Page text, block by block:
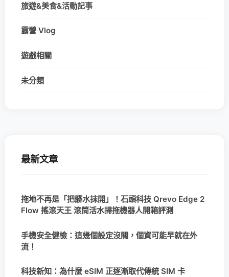
旅遊&美食&活動記事
露營 Vlog
遊戲相關
未分類
最新文章
拖地不再是「把髒水抹開」！石頭科技 Qrevo Edge 2
Flow 搖滾天王 滾筒活水掃拖機器人開箱評測
手機安全健檢：這幾個設定沒關，個資可能早就在外
流！
科技新知：為什麼 eSIM 正逐漸取代傳統 SIM 卡